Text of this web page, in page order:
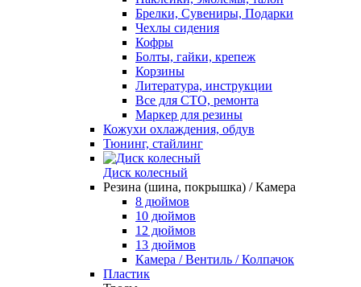
Брелки, Сувениры, Подарки
Чехлы сидения
Кофры
Болты, гайки, крепеж
Корзины
Литература, инструкции
Все для СТО, ремонта
Маркер для резины
Кожухи охлаждения, обдув
Тюнинг, стайлинг
Диск колесный
Резина (шина, покрышка) / Камера
8 дюймов
10 дюймов
12 дюймов
13 дюймов
Камера / Вентиль / Колпачок
Пластик